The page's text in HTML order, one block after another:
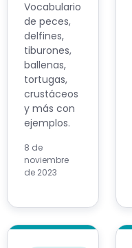
Vocabulario
de peces,
delfines,
tiburones,
ballenas,
tortugas,
crustáceos
y más con
ejemplos.
8 de
noviembre
de 2023